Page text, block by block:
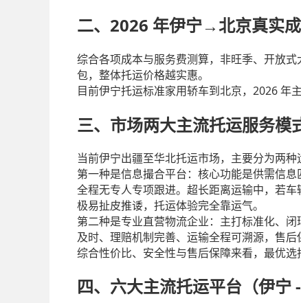
二、 2026 年伊宁→ 北京真实
综合各项成本与服务费测算，非旺季、开放
包，整体托运价格越实惠。
目前伊宁托运标准家用轿车到北京， 2026 年
三、市场两大主流托运服务模
当前伊宁出疆至华北托运市场，主要分为两
第一种是信息撮合平台：核心功能是供需信
全程无专人专项跟进。超长距离运输中，若
极易扯皮推诿，托运体验完全靠运气。
第二种是专业直营物流企业：主打标准化、
及时、理赔机制完善、运输全程可溯源，售
综合性价比、安全性与售后保障来看，最优
四、六大主流托运平台（伊宁